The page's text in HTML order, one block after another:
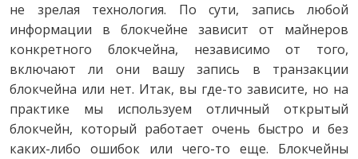
не зрелая технология. По сути, запись любой
информации в блокчейне зависит от майнеров
конкретного блокчейна, независимо от того,
включают ли они вашу запись в транзакции
блокчейна или нет. Итак, вы где-то зависите, но на
практике мы используем отличный открытый
блокчейн, который работает очень быстро и без
каких-либо ошибок или чего-то еще. Блокчейны